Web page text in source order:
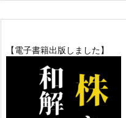
【電子書籍出版しました】